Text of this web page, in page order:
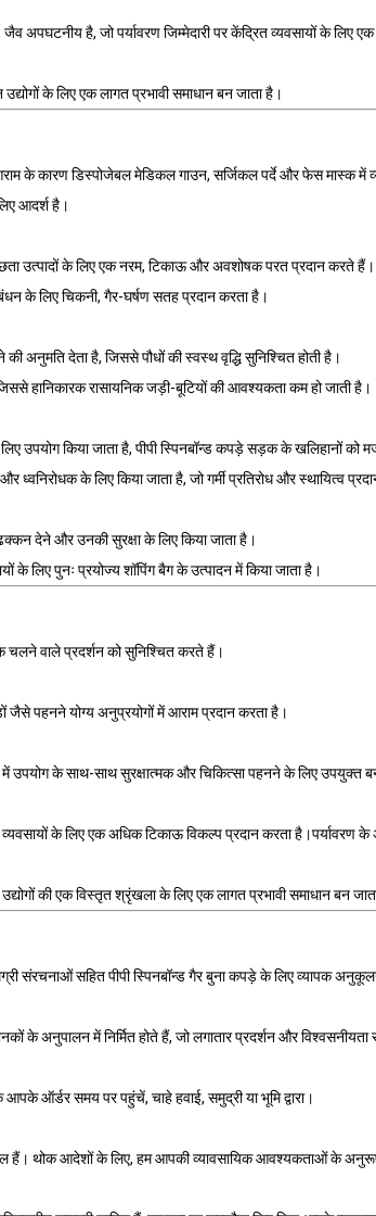
अपघटनीय है, जो पर्यावरण जिम्मेदारी पर केंद्रित व्यवसायों के लिए
के लिए एक लागत प्रभावी समाधान बन जाता है।
के कारण डिस्पोजेबल मेडिकल गाउन, सर्जिकल पर्दे और फेस मास्क में
आदर्श है।
उत्पादों के लिए एक नरम, टिकाऊ और अवशोषक परत प्रदान करते हैं।
के लिए चिकनी, गैर-घर्षण सतह प्रदान करता है।
अनुमति देता है, जिससे पौधों की स्वस्थ वृद्धि सुनिश्चित होती है।
हानिकारक रासायनिक जड़ी-बूटियों की आवश्यकता कम हो जाती है।
उपयोग किया जाता है, पीपी स्पिनबॉन्ड कपड़े सड़क के खलिहानों
ध्वनिरोधक के लिए किया जाता है, जो गर्मी प्रतिरोध और स्थायित्व
देने और उनकी सुरक्षा के लिए किया जाता है।
के लिए पुनः प्रयोज्य शॉपिंग बैग के उत्पादन में किया जाता है।
चलने वाले प्रदर्शन को सुनिश्चित करते हैं।
जैसे पहनने योग्य अनुप्रयोगों में आराम प्रदान करता है।
में उपयोग के साथ-साथ सुरक्षात्मक और चिकित्सा पहनने के लिए उपयुक्त
के लिए एक अधिक टिकाऊ विकल्प प्रदान करता
की एक विस्तृत श्रृंखला के लिए एक लागत प्रभावी समाधान बन
सहित पीपी स्पिनबॉन्ड गैर बुना कपड़े के लिए व्यापक
अनुपालन में निर्मित होते हैं, जो लगातार प्रदर्शन और विश्वसनीयता
ऑर्डर समय पर पहुंचें, चाहे हवाई, समुद्री या भूमि द्वारा।
हैं। थोक आदेशों के लिए, हम आपकी व्यावसायिक आवश्यकताओं के